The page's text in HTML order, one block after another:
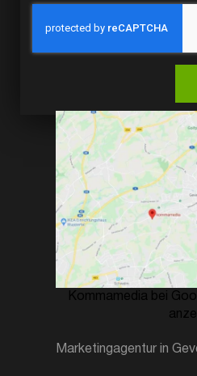
Kommamedia bei
Marketingagentur in